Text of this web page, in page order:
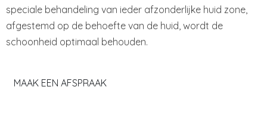
speciale behandeling van ieder afzonderlijke huid zone,
afgestemd op de behoefte van de huid, wordt de
schoonheid optimaal behouden.
MAAK EEN AFSPRAAK